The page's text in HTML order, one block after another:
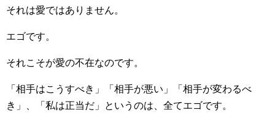
それは愛ではありません。
エゴです。
それこそが愛の不在なのです。
「相手はこうすべき」「相手が悪い」「相手が変わるべ
き」、「私は正当だ」というのは、全てエゴです。